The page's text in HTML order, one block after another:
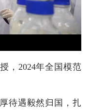
，2024年全国模范
待遇毅然归国，扎